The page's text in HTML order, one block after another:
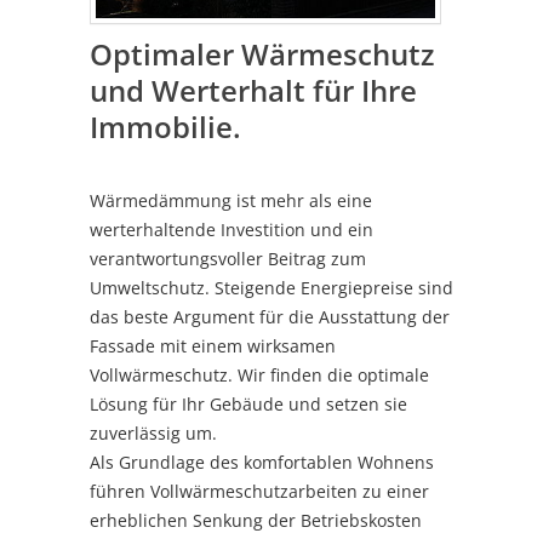
Optimaler Wärmeschutz
und Werterhalt für Ihre
Immobilie.
Wärmedämmung ist mehr als eine
werterhaltende Investition und ein
verantwortungsvoller Beitrag zum
Umweltschutz. Steigende Energiepreise sind
das beste Argument für die Ausstattung der
Fassade mit einem wirksamen
Vollwärmeschutz. Wir finden die optimale
Lösung für Ihr Gebäude und setzen sie
zuverlässig um.
Als Grundlage des komfortablen Wohnens
führen Vollwärmeschutzarbeiten zu einer
erheblichen Senkung der Betriebskosten